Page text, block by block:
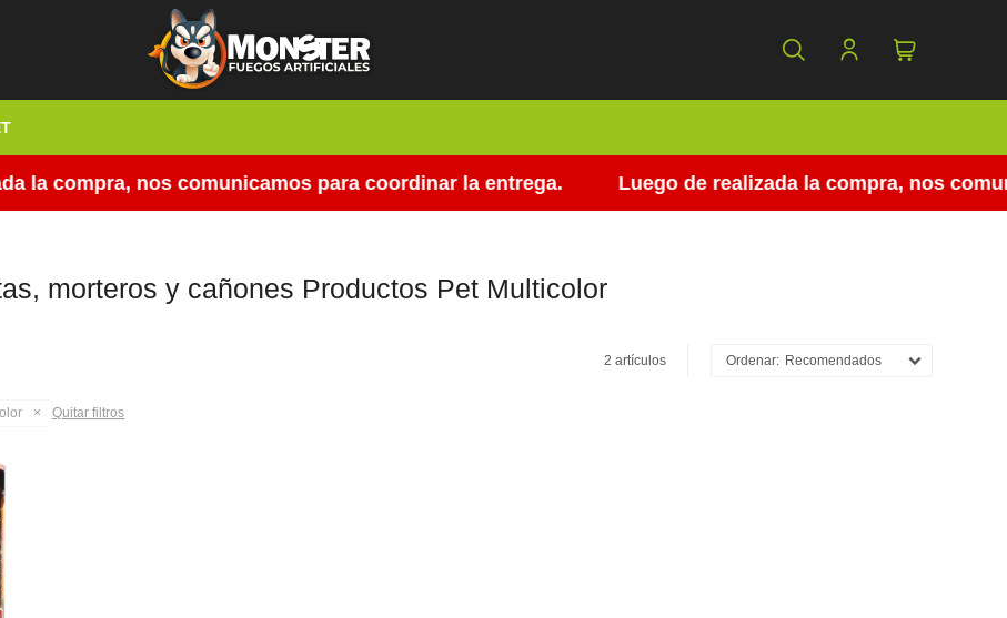
compra, nos comunicamos para coordinar la entrega. Luego de realizada la compra, nos
morteros y cañones Productos Pet Multicolor
2 artículos Recomendados
Quitar filtros
LUCES